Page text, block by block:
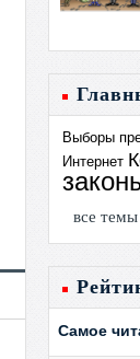
Выборы
Интернет
все
Самое